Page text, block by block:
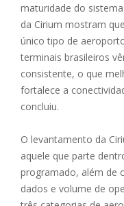
maturidade do
da Cirium mostram
único tipo de
terminais brasileiros
consistente, o que
fortalece a
concluiu.
O levantamento da
aquele que parte
programado, além de
dados e volume de